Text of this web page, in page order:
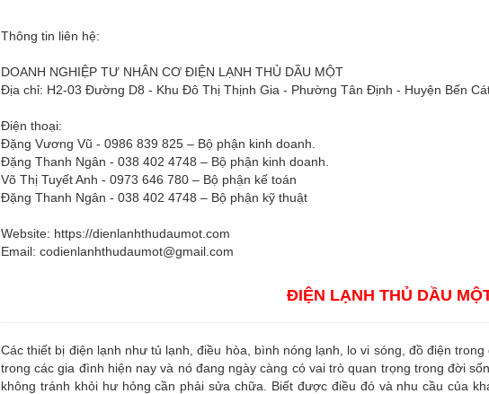
Thông tin liên hệ:
DOANH NGHIỆP TƯ NHÂN CƠ ĐIỆN LẠNH THỦ DẦU MỘT
Địa chỉ: H2-03 Đường D8 - Khu Đô Thị Thịnh Gia - Phường Tân Định - Huyện Bến
Điện thoại:
Đặng Vương Vũ - 0986 839 825 – Bộ phận kinh doanh.
Đặng Thanh Ngân - 038 402 4748 – Bộ phận kinh doanh.
Võ Thị Tuyết Anh - 0973 646 780 – Bộ phận kế toán
Đặng Thanh Ngân - 038 402 4748 – Bộ phận kỹ thuật
Website: https://dienlanhthudaumot.com
Email: codienlanhthudaumot@gmail.com
ĐIỆN LẠNH THỦ DẦU
Các thiết bị điện lạnh như tủ lạnh, điều hòa, bình nóng lạnh, lo vi sóng, đồ điện
trong các gia đình hiện nay và nó đang ngày càng có vai trò quan trọng trong đời
không tránh khỏi hư hỏng cần phải sửa chữa. Biết được điều đó và nhu cầu của